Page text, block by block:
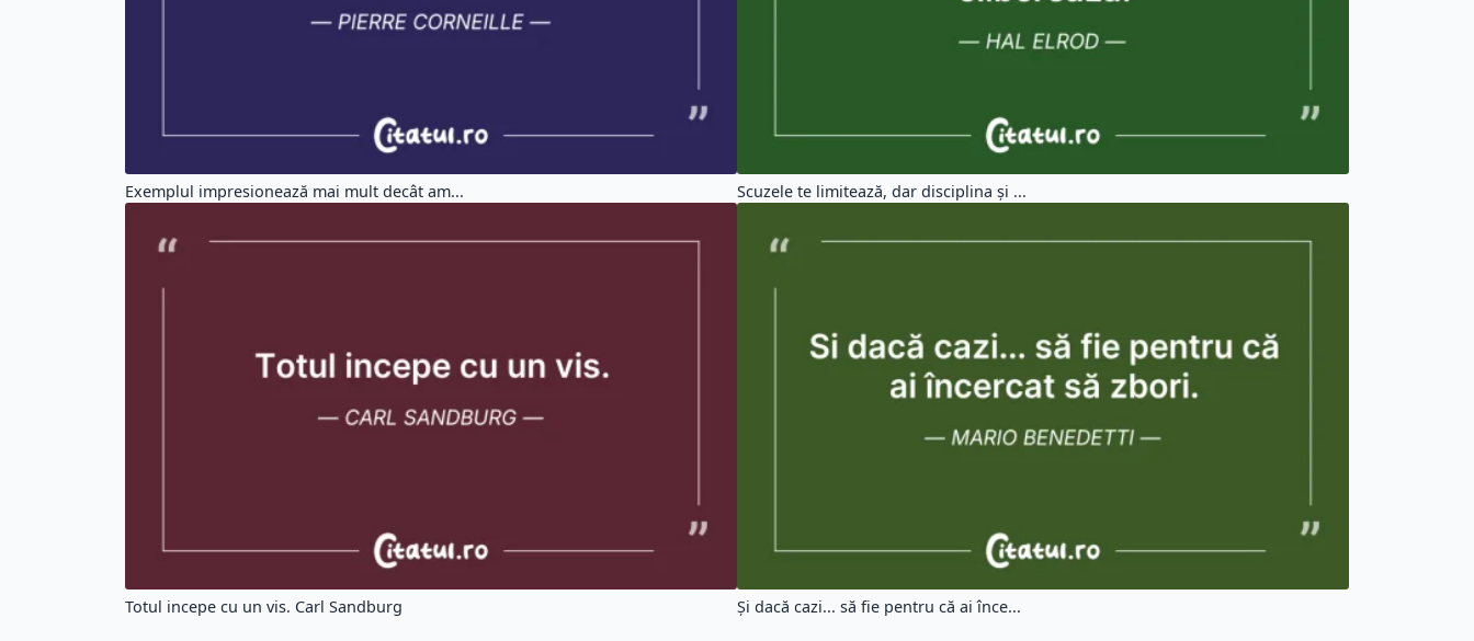
Exemplul impresionează mai mult decât am... Scuzele te limitează, dar disciplina şi ...
Totul incepe cu un vis. Carl Sandburg Și dacă cazi... să fie pentru că ai înce...